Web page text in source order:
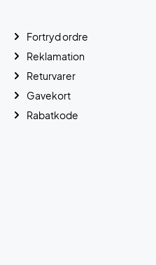
Fortryd ordre
Reklamation
Returvarer
Gavekort
Rabatkode